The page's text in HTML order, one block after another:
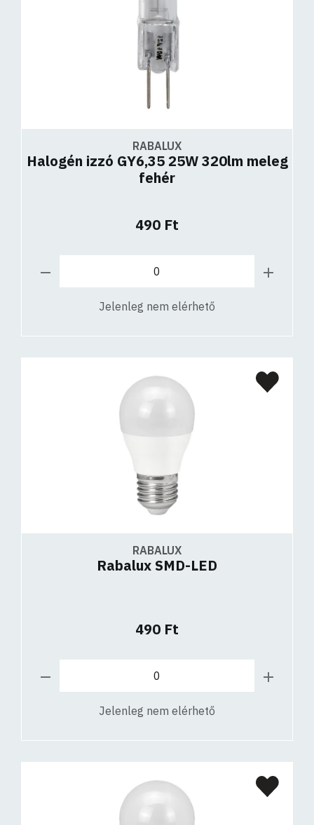
RABALUX
Halogén izzó GY6,35 25W 320lm meleg
fehér
490 Ft
Jelenleg nem elérhető
RABALUX
Rabalux SMD-LED
490 Ft
Jelenleg nem elérhető